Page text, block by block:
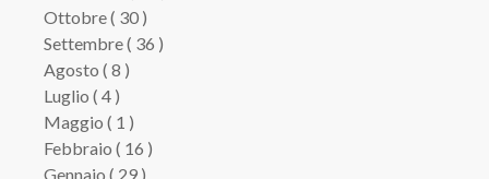
Ottobre ( 30 )
Settembre ( 36 )
Agosto ( 8 )
Luglio ( 4 )
Maggio ( 1 )
Febbraio ( 16 )
Gennaio ( 29 )